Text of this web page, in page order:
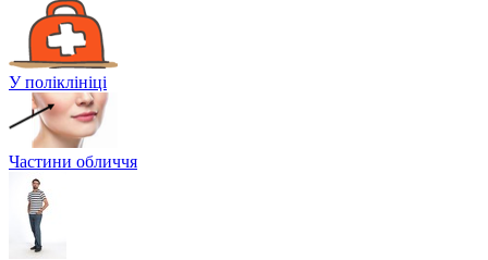
У поліклініці
Частини обличчя